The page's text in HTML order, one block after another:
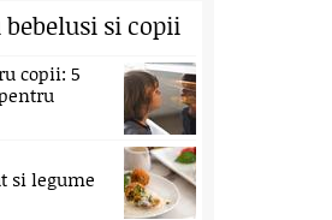
si copii
copii: 5
si legume